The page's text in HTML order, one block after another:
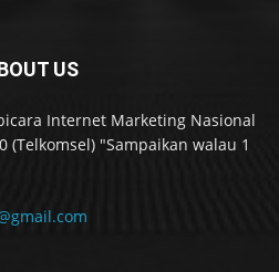
US
Internet Marketing Nasional
(Telkomsel) "Sampaikan walau 1